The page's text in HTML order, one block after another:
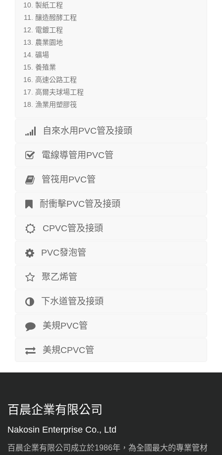
製紙工程
釀造醱酵工程
電鍍工程
農業園地
礦場
養殖業
高速公路工程
高爾夫球場工程
漁業用塑膠筏
自來水用PVC管及接頭
電線導管用PVC管
管筏用PVC管
耐衝擊PVC管及接頭
CPVC管及接頭
PVC發泡管
聚乙烯管
下水道管及接頭
美規PVC管
美規CPVC管
百晨企業有限公司
Nakosin Enterprise Co., Ltd
百晨企業有限公司成立於1986年，為全國最大的專業管材